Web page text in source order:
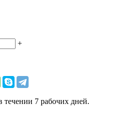
+
течении 7 рабочих дней.